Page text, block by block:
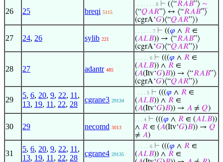
26 25 breqi 5115
. . . . . . . 8 ⊢ (⟨“𝑅𝐴𝐵”⟩ ∼
⟨“𝑄𝐴𝑅”⟩ ↔ ⟨“𝑅𝐴𝐵”⟩
(cgrA‘𝐺)⟨“𝑄𝐴𝑅”⟩)
27 24, 26 sylib 221
. . . . . . 7 ⊢ ((𝜑 ∧ 𝑅 ∈
(𝐴𝐿𝐵)) → ⟨“𝑅𝐴𝐵”⟩
(cgrA‘𝐺)⟨“𝑄𝐴𝑅”⟩)
28 27 adantr 485
. . . . . 6 ⊢ (((𝜑 ∧ 𝑅 ∈
(𝐴𝐿𝐵)) ∧ 𝑅 ∈
(𝐴(Itv‘𝐺)𝐵)) → ⟨“𝑅𝐴𝐵”⟩
(cgrA‘𝐺)⟨“𝑄𝐴𝑅”⟩)
29
5, 6, 20, 9, 22, 11 ,
13, 19, 11 , 22, 28
cgrane3 29134
. . . . 5 ⊢ (((𝜑 ∧ 𝑅 ∈
(𝐴𝐿𝐵)) ∧ 𝑅 ∈
(𝐴(Itv‘𝐺)𝐵)) → 𝐴 ≠ 𝑄)
30 29 necomd 3013
. . . 4 ⊢ (((𝜑 ∧ 𝑅 ∈ (𝐴𝐿𝐵))
∧ 𝑅 ∈ (𝐴(Itv‘𝐺)𝐵)) → 𝑄
≠ 𝐴)
31
5, 6, 20, 9, 22, 11 ,
13, 19, 11 , 22, 28
cgrane4 29135
. . . . . 6 ⊢ (((𝜑 ∧ 𝑅 ∈
(𝐴𝐿𝐵)) ∧ 𝑅 ∈